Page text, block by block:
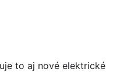
to aj nové elektrické